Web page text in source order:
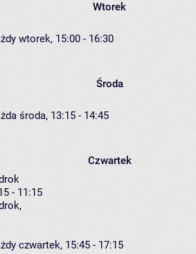
Wtorek
wtorek, 15:00 - 16:30
Środa
środa, 13:15 - 14:45
Czwartek
- 11:15
,
czwartek, 15:45 - 17:15